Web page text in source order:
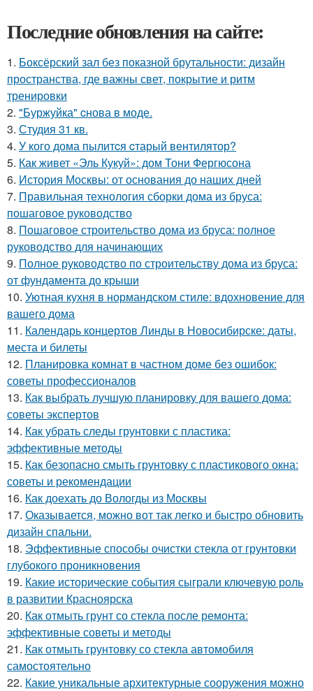
Последние обновления на сайте:
1. Боксёрский зал без показной брутальности: дизайн
пространства, где важны свет, покрытие и ритм
тренировки
2. "Буржуйка" cнова в моде.
3. Студия 31 кв.
4. У кого дома пылитcя cтарый вентилятор?
5. Как живет «Эль Кукуй»: дом Тони Фергюсона
6. История Москвы: от основания до наших дней
7. Правильная технология сборки дома из бруса:
пошаговое руководство
8. Пошаговое строительство дома из бруса: полное
руководство для начинающих
9. Полное руководство по строительству дома из бруса:
от фундамента до крыши
10. Уютная кухня в нормандском стиле: вдохновение для
вашего дома
11. Календарь концертов Линды в Новосибирске: даты,
места и билеты
12. Планировка комнат в частном доме без ошибок:
советы профессионалов
13. Как выбрать лучшую планировку для вашего дома:
советы экспертов
14. Как убрать следы грунтовки с пластика:
эффективные методы
15. Как безопасно смыть грунтовку с пластикового окна:
советы и рекомендации
16. Как доехать до Вологды из Москвы
17. Оказывается, можно вот так легко и быстро обновить
дизайн спальни.
18. Эффективные способы очистки стекла от грунтовки
глубокого проникновения
19. Какие исторические события сыграли ключевую роль
в развитии Красноярска
20. Как отмыть грунт со стекла после ремонта:
эффективные советы и методы
21. Как отмыть грунтовку со стекла автомобиля
самостоятельно
22. Какие уникальные архитектурные сооружения можно